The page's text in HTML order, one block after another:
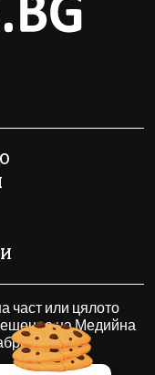
част или цялото
на Медийна